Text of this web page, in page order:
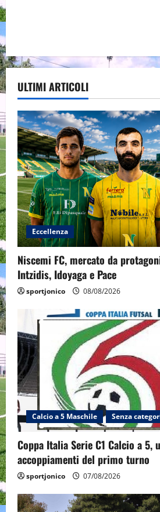
ULTIMI ARTICOLI
Eccellenza
Niscemi FC, mercato da
Intzidis, Idoyaga e Pace
sportjonico 08/08/2026
Calcio a 5 Maschile Senza
Coppa Italia Serie C1 Calcio a 5,
accoppiamenti del primo turno
sportjonico 07/08/2026